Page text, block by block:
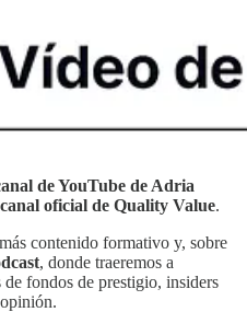
de YouTube de Adria
oficial de Quality Value.
contenido formativo y, sobre
, donde traeremos a
fondos de prestigio, insiders